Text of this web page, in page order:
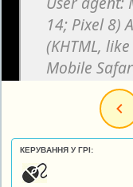
КЕРУВАННЯ У ГРІ: